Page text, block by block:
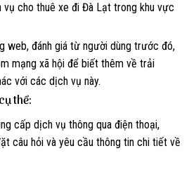
cho thuê xe đi Đà Lạt trong khu vực
web, đánh giá từ người dùng trước đó,
mạng xã hội để biết thêm về trải
với các dịch vụ này.
thể:
cấp dịch vụ thông qua điện thoại,
câu hỏi và yêu cầu thông tin chi tiết về